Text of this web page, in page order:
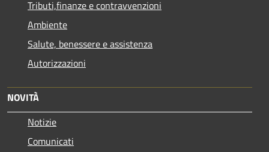
Tributi,finanze e contravvenzioni
Ambiente
Salute, benessere e assistenza
Autorizzazioni
NOVITÀ
Notizie
Comunicati